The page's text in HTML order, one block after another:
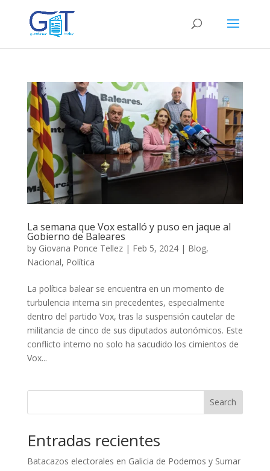
La semana que Vox estalló y puso en jaque al
Gobierno de Baleares
by Giovana Ponce Tellez| Feb 5, 2024| Blog,
Nacional, Política
La política balear se encuentra en un momento de
turbulencia interna sin precedentes, especialmente
dentro del partido Vox, tras la suspensión cautelar de
militancia de cinco de sus diputados autonómicos. Este
conflicto interno no solo ha sacudido los cimientos de
Vox...
Search
Entradas recientes
Batacazos electorales en Galicia de Podemos y Sumar